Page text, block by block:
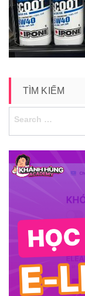
TÌM KIẾM
Search